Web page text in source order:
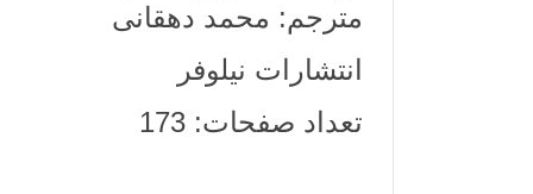
مترجم: محمد دهقانی
انتشارات نیلوفر
تعداد صفحات: 173